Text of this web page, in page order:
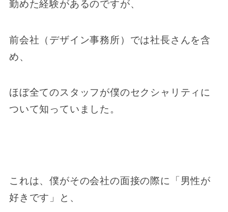
勤めた経験があるのですが、
前会社（デザイン事務所）では社長さんを含
め、
ほぼ全てのスタッフが僕のセクシャリティに
ついて知っていました。
これは、僕がその会社の面接の際に「男性が
好きです」と、